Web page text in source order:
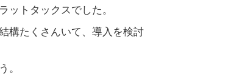
トタックスでした。
構たくさんいて、導入を検討